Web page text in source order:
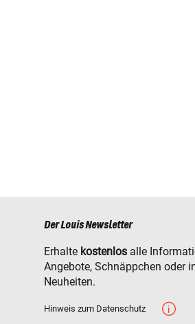
Der Louis Newsletter
Erhalte kostenlos alle
Angebote, Schnäppchen oder
Neuheiten.
Hinweis zum Datenschutz